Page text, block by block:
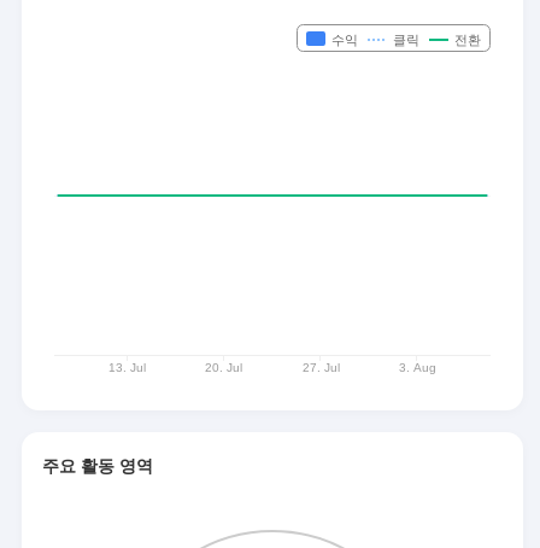
주요 활동 영역